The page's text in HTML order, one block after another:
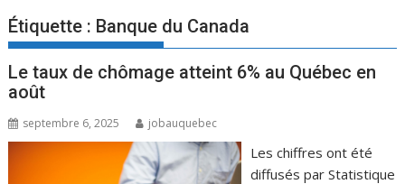
Étiquette : Banque du Canada
Le taux de chômage atteint 6% au Québec en
août
septembre 6, 2025 jobauquebec
Les chiffres ont été
diffusés par Statistique